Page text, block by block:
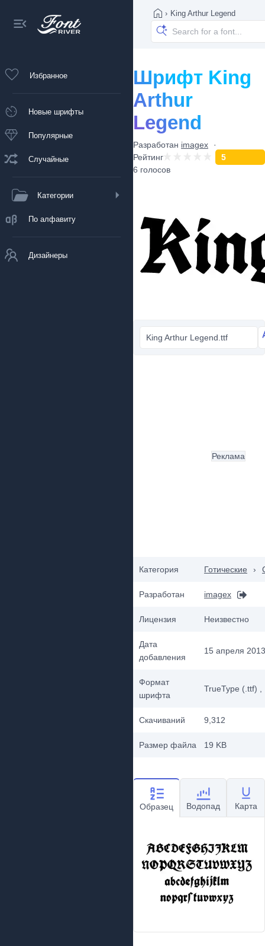
Избранное
Новые шрифты
Популярные
Случайные
Категории
По алфавиту
Дизайнеры
› King Arthur Legend
Шрифт King
Arthur
Legend
Разработан imagex
Рейтинг
5
6 голосов
King Arthur Legend.ttf
Категория Готические ›
Разработан imagex
Лицензия Неизвестно
Дата
добавления
15 апреля 2013
Формат
шрифта
TrueType (.ttf)
Скачиваний 9,312
Размер файла 19 KB
Реклама
Образец Водопад Карта